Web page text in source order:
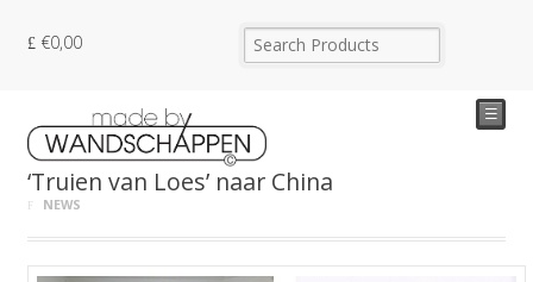
€0,00
☰
‘Truien van Loes’ naar China
NEWS